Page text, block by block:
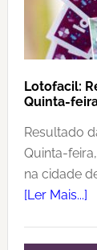
feira
06/
Lotofacil:
Quinta-
Resultado
Quinta-
na cidade
[Ler Mais...]